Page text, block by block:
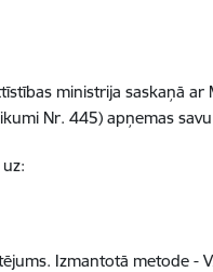
ministrija saskaņā
Nr. 445) apņemas
Izmantotā metode -